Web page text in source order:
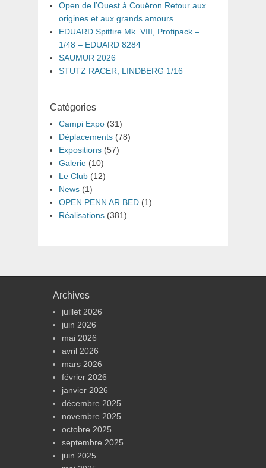
Open de l’Ouest à Couëron Retour aux
origines et aux grands amours
EDUARD Spitfire Mk. VIII, Profipack –
1/48 – EDUARD 8284
SAUMUR 2026
STUTZ RACER, LINDBERG 1/16
Catégories
Campi Expo (31)
Déplacements (78)
Expositions (57)
Galerie (10)
Le Club (12)
News (1)
OPEN PENN AR BED (1)
Réalisations (381)
Archives
juillet 2026
juin 2026
mai 2026
avril 2026
mars 2026
février 2026
janvier 2026
décembre 2025
novembre 2025
octobre 2025
septembre 2025
juin 2025